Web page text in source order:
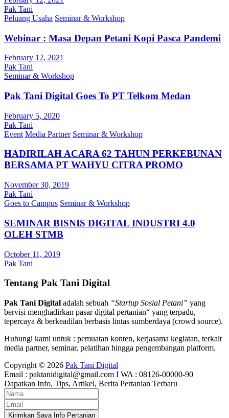
Pak Tani
Peluang Usaha Seminar & Workshop
Webinar : Masa Depan Petani Kopi Pasca Pandemi
February 12, 2021
Pak Tani
Seminar & Workshop
Pak Tani Digital Goes To PT Telkom Medan
February 5, 2020
Pak Tani
Event Media Partner Seminar & Workshop
HADIRILAH ACARA 62 TAHUN PERKEBUNAN
BERSAMA PT WAHYU CITRA PROMO
November 30, 2019
Pak Tani
Goes to Campus Seminar & Workshop
SEMINAR BISNIS DIGITAL INDUSTRI 4.0
OLEH STMB
October 11, 2019
Pak Tani
Tentang Pak Tani Digital
Pak Tani Digital adalah sebuah “Startup Sosial Petani” yang
bervisi menghadirkan pasar digital pertanian“ yang terpadu,
tepercaya & berkeadilan berbasis lintas sumberdaya (crowd source).
Hubungi kami untuk : pemuatan konten, kerjasama kegiatan, terkait
media partner, seminar, pelatihan hingga pengembangan platform.
Copyright © 2026 Pak Tani Digital
Email : paktanidigital@gmail.com I WA : 08126-00000-90
Dapatkan Info, Tips, Artikel, Berita Pertanian Terbaru
Kirimkan Saya Info Pertanian